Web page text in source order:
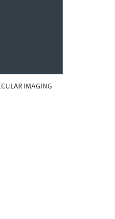
IMAGING